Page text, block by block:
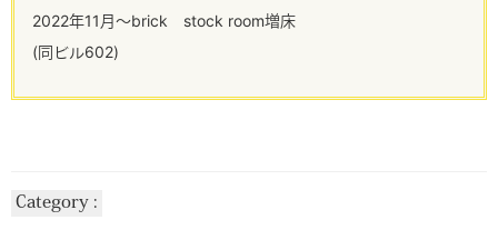
2022年11月～brick stock room増床
(同ビル602)
Category